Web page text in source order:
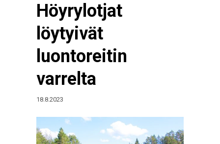
Höyrylotjat
löytyivät
luontoreitin
varrelta
18.8.2023